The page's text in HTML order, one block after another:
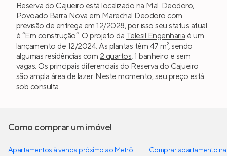
Reserva do Cajueiro está localizado na Mal. Deodoro,
Povoado Barra Nova em Marechal Deodoro com
previsão de entrega em 12/2028, por isso seu status atual
é “Em construção”. O projeto da Telesil Engenharia é um
lançamento de 12/2024. As plantas têm 47 m², sendo
algumas residências com 2 quartos, 1 banheiro e sem
vagas. Os principais diferenciais do Reserva do Cajueiro
são ampla área de lazer. Neste momento, seu preço está
sob consulta.
Como comprar um imóvel
Apartamentos à venda próximo ao Metrô
Comprar apartamento